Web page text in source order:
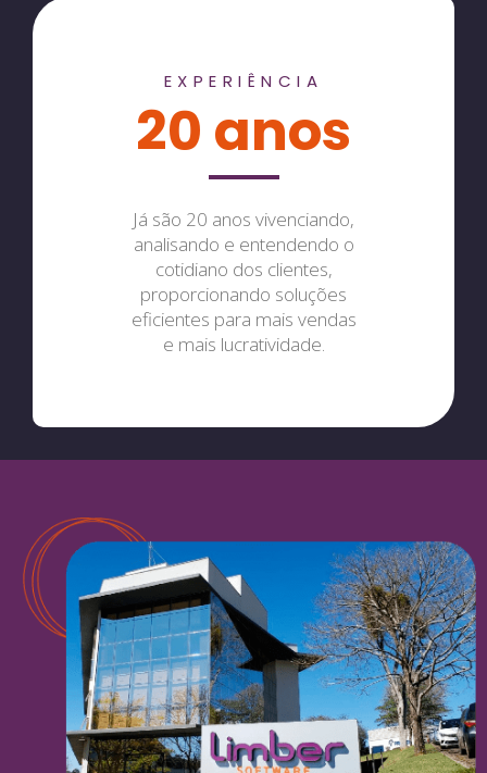
EXPERIÊNCIA
20 anos
Já são 20 anos vivenciando,
analisando e entendendo o
cotidiano dos clientes,
proporcionando soluções
eficientes para mais vendas
e mais lucratividade.